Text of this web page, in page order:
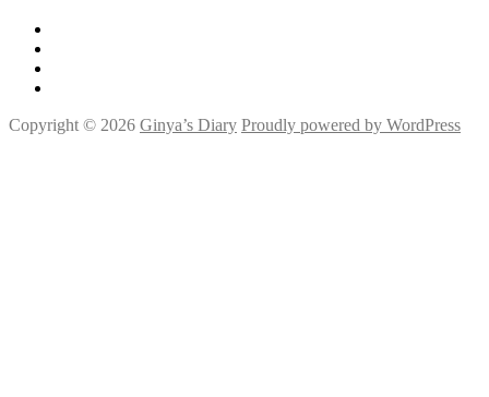
Copyright © 2026 Ginya’s Diary Proudly powered by WordPress